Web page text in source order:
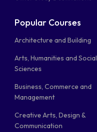
Popular Courses
Architecture and Building
Arts, Humanities and Social
Sciences
Business, Commerce and
Management
Creative Arts, Design &
Communication